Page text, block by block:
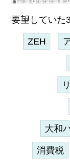
要望していた
ZEH
大和
消費税